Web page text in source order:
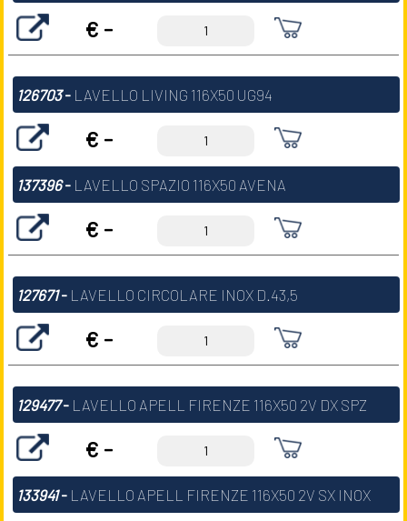
€ -
126703- LAVELLO LIVING 116X50 UG94
€ -
137396- LAVELLO SPAZIO 116X50 AVENA
€ -
127671- LAVELLO CIRCOLARE INOX D.43,5
€ -
129477- LAVELLO APELL FIRENZE 116X50 2V DX SPZ
€ -
133941- LAVELLO APELL FIRENZE 116X50 2V SX INOX